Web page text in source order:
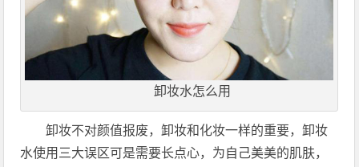
卸妆水怎么用
卸妆不对颜值报废，卸妆和化妆一样的重要，卸妆
水使用三大误区可是需要长点心，为自己美美的肌肤，